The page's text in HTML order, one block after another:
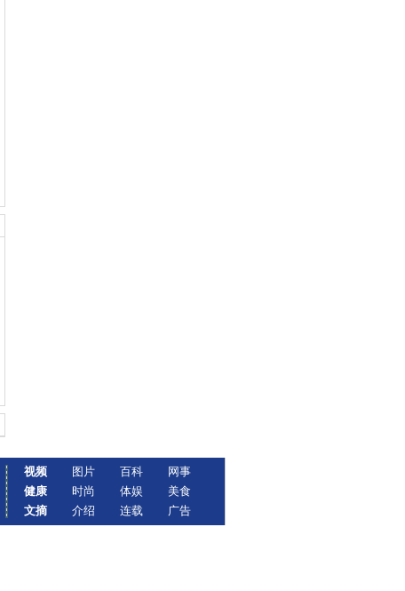
视频
健康
文摘
图片
时尚
介绍
百科
体娱
连载
网事
美食
广告